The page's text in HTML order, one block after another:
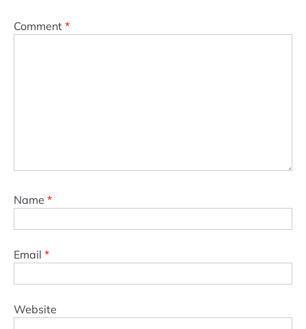
Comment *
Name *
Email *
Website